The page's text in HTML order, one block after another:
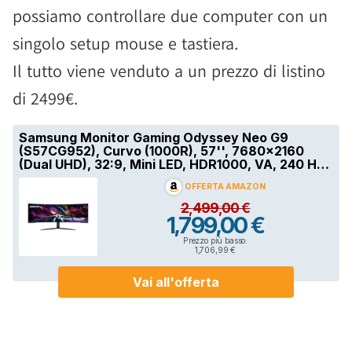
possiamo controllare due computer con un
singolo setup mouse e tastiera.
Il tutto viene venduto a un prezzo di listino
di 2499€.